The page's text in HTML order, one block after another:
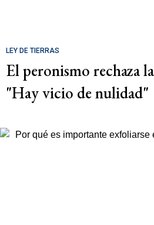
LEY DE TIERRAS
El peronismo rechaza
"Hay vicio de nulidad"